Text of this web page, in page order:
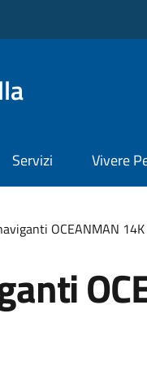
Servizi Vivere
OCEANMAN 14K